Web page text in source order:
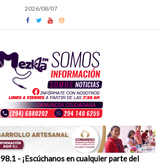
2026/08/07
- ¡Escúchanos en cualquier parte del